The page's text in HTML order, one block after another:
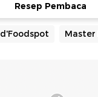
Resep Pembaca
d'Foodspot Master